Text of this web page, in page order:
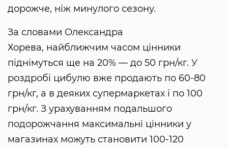
дорожче, ніж минулого сезону.
За словами Олександра
Хорева, найближчим часом цінники
піднімуться ще на 20% — до 50 грн/кг. У
роздробі цибулю вже продають по 60-80
грн/кг, а в деяких супермаркетах і по 100
грн/кг. З урахуванням подальшого
подорожчання максимальні цінники у
магазинах можуть становити 100-120